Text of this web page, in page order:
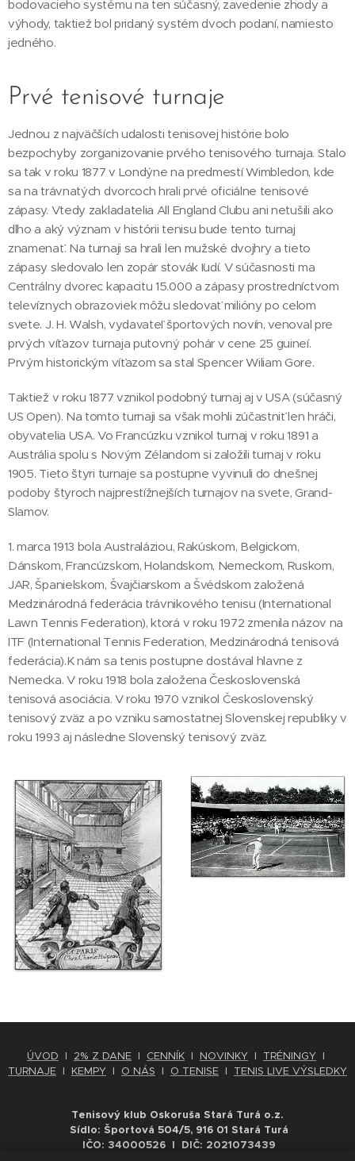
bodovacieho systému na ten súčasný, zavedenie zhody a
výhody, taktiež bol pridaný systém dvoch podaní, namiesto
jedného.
Prvé tenisové turnaje
Jednou z najväčších udalosti tenisovej histórie bolo
bezpochyby zorganizovanie prvého tenisového turnaja. Stalo
sa tak v roku 1877 v Londýne na predmestí Wimbledon, kde
sa na trávnatých dvorcoch hrali prvé oficiálne tenisové
zápasy. Vtedy zakladatelia All England Clubu ani netušili ako
dlho a aký význam v histórii tenisu bude tento turnaj
znamenať. Na turnaji sa hrali len mužské dvojhry a tieto
zápasy sledovalo len zopár stovák ľudí. V súčasnosti ma
Centrálny dvorec kapacitu 15.000 a zápasy prostredníctvom
televíznych obrazoviek môžu sledovať milióny po celom
svete. J. H. Walsh, vydavateľ športových novín, venoval pre
prvých víťazov turnaja putovný pohár v cene 25 guineí.
Prvým historickým víťazom sa stal Spencer Wiliam Gore.
Taktiež v roku 1877 vznikol podobný turnaj aj v USA (súčasný
US Open). Na tomto turnaji sa však mohli zúčastniť len hráči,
obyvatelia USA. Vo Francúzku vznikol turnaj v roku 1891 a
Austrália spolu s Novým Zélandom si založili turnaj v roku
1905. Tieto štyri turnaje sa postupne vyvinuli do dnešnej
podoby štyroch najprestížnejších turnajov na svete, Grand-
Slamov.
1. marca 1913 bola Australáziou, Rakúskom, Belgickom,
Dánskom, Francúzskom, Holandskom, Nemeckom, Ruskom,
JAR, Španielskom, Švajčiarskom a Švédskom založená
Medzinárodná federácia trávnikového tenisu (International
Lawn Tennis Federation), ktorá v roku 1972 zmenila názov na
ITF (International Tennis Federation, Medzinárodná tenisová
federácia).K nám sa tenis postupne dostával hlavne z
Nemecka. V roku 1918 bola založena Československá
tenisová asociácia. V roku 1970 vznikol Československý
tenisový zväz a po vzniku samostatnej Slovenskej republiky v
roku 1993 aj následne Slovenský tenisový zväz.
ÚVOD l 2% Z DANE l CENNÍK l NOVINKY l TRÉNINGY l
TURNAJE l KEMPY l O NÁS l O TENISE l TENIS LIVE VÝSLEDKY
Tenisový klub Oskoruša Stará Turá o.z.
Sídlo: Športová 504/5, 916 01 Stará Turá
IČO: 34000526 l DIČ: 2021073439